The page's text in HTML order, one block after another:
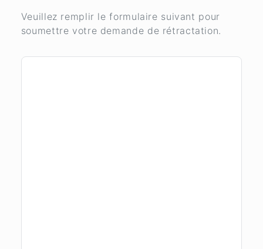
Veuillez remplir le formulaire suivant pour
soumettre votre demande de rétractation.